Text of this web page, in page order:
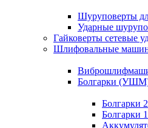
Шуруповерты
Ударные
Гайковерты сетевые
Шлифовальные
Болгарки
Болгарки
Болгарки